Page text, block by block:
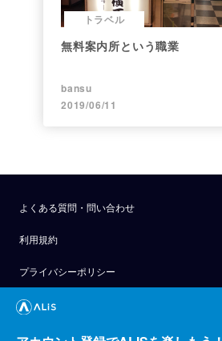
トラベル
無料案内所という職業
bansu
2019/06/11
よくある質問・問い合わせ
利用規約
プライバシーポリシー
公式アナウンス
技術ブログ